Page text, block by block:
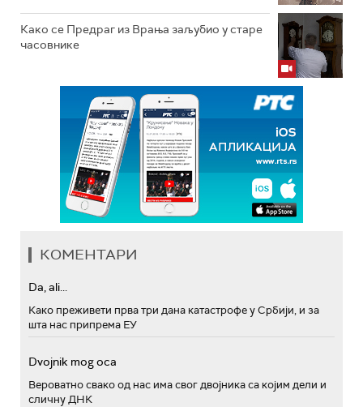
Како се Предраг из Врања заљубио у старе
часовнике
КОМЕНТАРИ
Da, ali...
Како преживети прва три дана катастрофе у Србији, и за
шта нас припрема ЕУ
Dvojnik mog oca
Вероватно свако од нас има свог двојника са којим дели и
сличну ДНК